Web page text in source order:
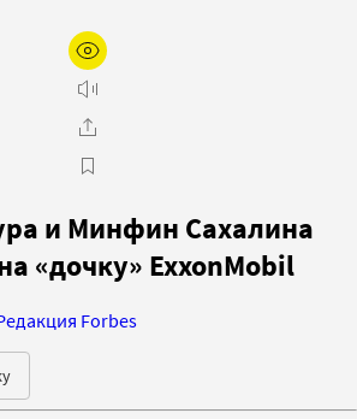
и Минфин Сахалина
«дочку» ExxonMobil
Forbes